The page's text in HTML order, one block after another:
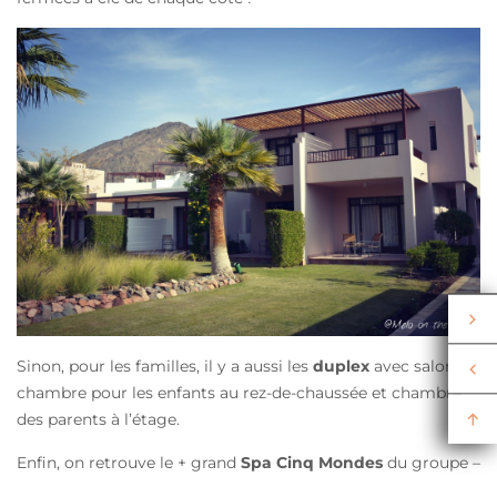
Sinon, pour les familles, il y a aussi les duplex avec salon-
chambre pour les enfants au rez-de-chaussée et chambre
des parents à l’étage.
Enfin, on retrouve le + grand Spa Cinq Mondes du groupe –